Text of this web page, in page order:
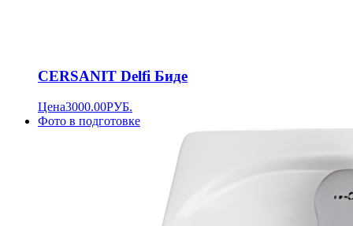
CERSANIT Delfi Биде
Цена3000.00РУБ.
Фото в подготовке